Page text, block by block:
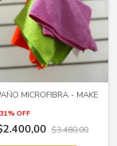
MICROFIBRA - MAKE
% OFF
$3.480,00